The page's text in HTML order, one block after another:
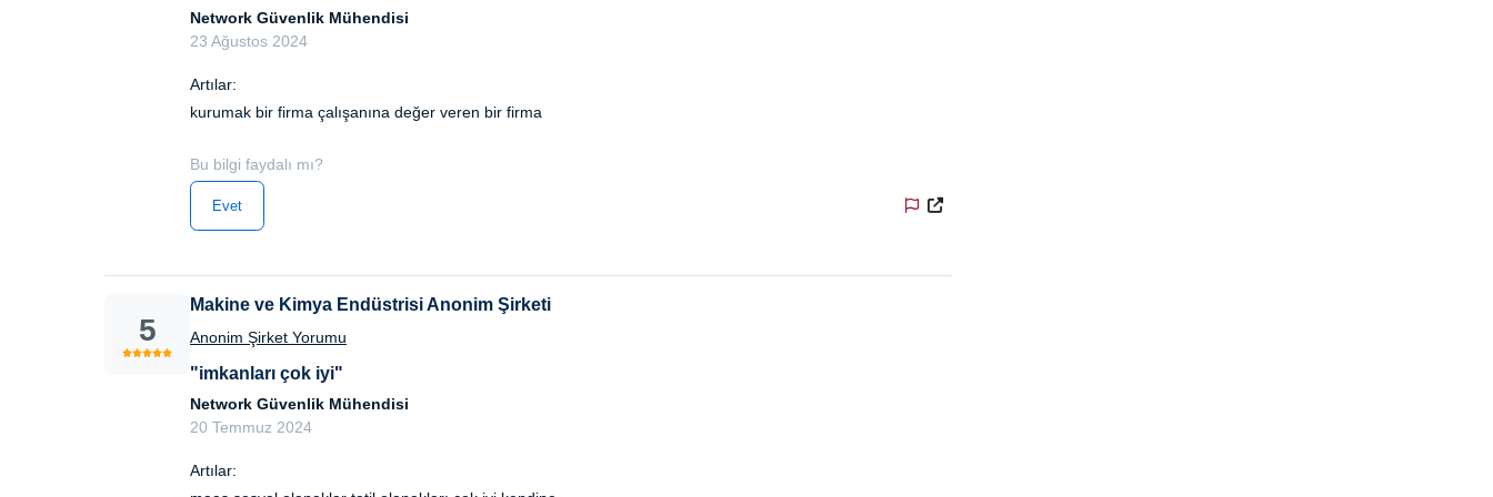
Network Güvenlik Mühendisi
23 Ağustos 2024
Artılar:
kurumak bir firma çalışanına değer veren bir firma
Bu bilgi faydalı mı?
Evet
5
Makine ve Kimya Endüstrisi Anonim Şirketi
Anonim Şirket Yorumu
"imkanları çok iyi"
Network Güvenlik Mühendisi
20 Temmuz 2024
Artılar: